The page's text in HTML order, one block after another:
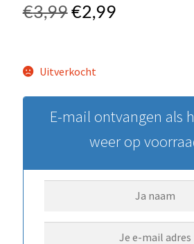
€3,99€2,99
Uitverkocht
E-mail ontvangen als
weer op